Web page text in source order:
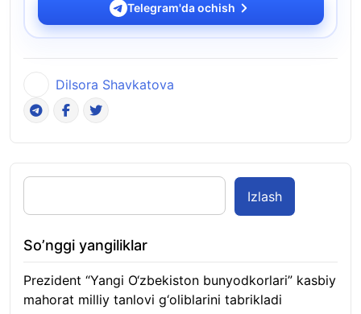
Telegram'da ochish
Dilsora Shavkatova
Izlash
So’nggi yangiliklar
Prezident “Yangi O‘zbekiston bunyodkorlari” kasbiy
mahorat milliy tanlovi g‘oliblarini tabrikladi